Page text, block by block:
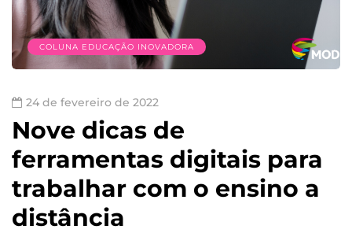
COLUNA EDUCAÇÃO INOVADORA
24 de fevereiro de 2022
Nove dicas de
ferramentas digitais para
trabalhar com o ensino a
distância